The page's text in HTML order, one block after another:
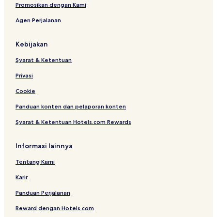
e
Promosikan dengan Kami
Agen Perjalanan
Kebijakan
Syarat & Ketentuan
Privasi
Cookie
Panduan konten dan pelaporan konten
Syarat & Ketentuan Hotels.com Rewards
Informasi lainnya
Tentang Kami
Karir
Panduan Perjalanan
Reward dengan Hotels.com